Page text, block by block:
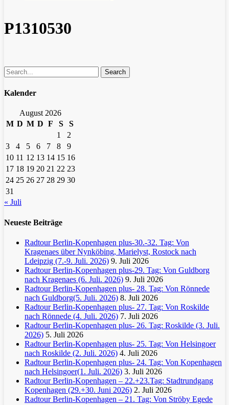
P1310530
Search
Kalender
August 2026
M D M D F S
S
1
2
3
4 5 6 7 8
9
10 11 12 13 14 15 16
17 18 19 20 21 22 23
24 25 26 27 28 29 30
31
« Juli
Neueste Beiträge
Radtour Berlin-Kopenhagen plus-30.-32. Tag: Von
Kragenaes über Nynköbing, Marielyst, Rostock nach
Ldeipzig (7.-9. Juli. 2026) 9. Juli 2026
Radtour Berlin-Kopenhagen plus-29. Tag: Von Guldborg
nach Kragenaes (6. Juli. 2026) 9. Juli 2026
Radtour Berlin-Kopenhagen plus- 28. Tag: Von Rönnede
nach Guldborg(5. Juli. 2026) 8. Juli 2026
Radtour Berlin-Kopenhagen plus- 27. Tag: Von Roskilde
nach Rönnede (4. Juli. 2026) 7. Juli 2026
Radtour Berlin-Kopenhagen plus- 26. Tag: Roskilde (3. Juli.
2026) 5. Juli 2026
Radtour Berlin-Kopenhagen plus- 25. Tag: Von Helsingoer
nach Roskilde (2. Juli. 2026) 4. Juli 2026
Radtour Berlin-Kopenhagen plus- 24. Tag: Von Kopenhagen
nach Helsingoer(1. Juli. 2026) 3. Juli 2026
Radtour Berlin-Kopenhagen – 22.+23.Tag: Stadtrundgang
Kopenhagen (29.+30. Juni 2026) 2. Juli 2026
Radtour Berlin-Kopenhagen – 21. Tag: Von Ströby Egede